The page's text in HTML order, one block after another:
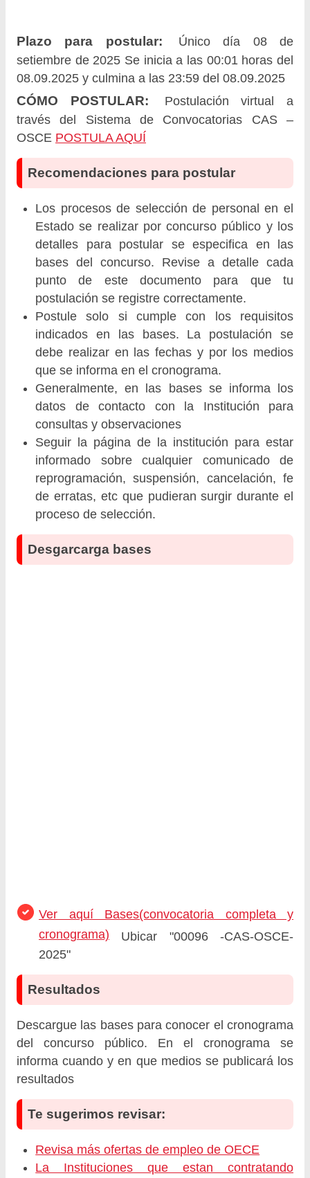
Plazo para postular:
Único día 08 de
setiembre de 2025 Se inicia a las 00:01 horas del
08.09.2025 y culmina a las 23:59 del 08.09.2025
CÓMO POSTULAR:
Postulación virtual a
través del Sistema de Convocatorias CAS –
OSCE POSTULA AQUÍ
Recomendaciones para postular
Los procesos de selección de personal en el
Estado se realizar por concurso público y los
detalles para postular se especifica en las
bases del concurso. Revise a detalle cada
punto de este documento para que tu
postulación se registre correctamente.
Postule solo si cumple con los requisitos
indicados en las bases. La postulación se
debe realizar en las fechas y por los medios
que se informa en el cronograma.
Generalmente, en las bases se informa los
datos de contacto con la Institución para
consultas y observaciones
Seguir la página de la institución para estar
informado sobre cualquier comunicado de
reprogramación, suspensión, cancelación, fe
de erratas, etc que pudieran surgir durante el
proceso de selección.
Desgarcarga bases
Ver aquí Bases(convocatoria completa y
cronograma) Ubicar "00096 -CAS-OSCE-
2025"
Resultados
Descargue las bases para conocer el cronograma
del concurso público. En el cronograma se
informa cuando y en que medios se publicará los
resultados
Te sugerimos revisar:
Revisa más ofertas de empleo de OECE
La Instituciones que estan contratando